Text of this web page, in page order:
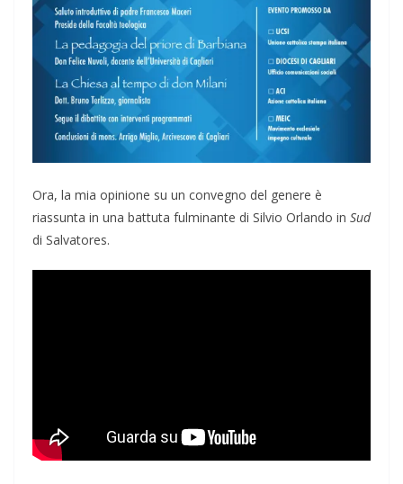
Ora, la mia opinione su un convegno del genere è
riassunta in una battuta fulminante di Silvio Orlando in Sud
di Salvatores.